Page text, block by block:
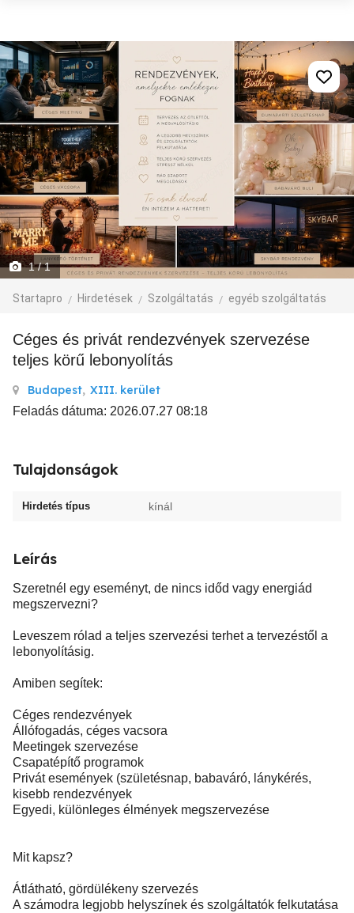
1/ 1
Startapro Hirdetések Szolgáltatás egyéb szolgáltatás
Céges és privát rendezvények szervezése
teljes körű lebonyolítás
Budapest, XIII. kerület
Feladás dátuma: 2026.07.27 08:18
Tulajdonságok
Hirdetés típus kínál
Leírás
Szeretnél egy eseményt, de nincs időd vagy energiád
megszervezni?
Leveszem rólad a teljes szervezési terhet a tervezéstől a
lebonyolításig.
Amiben segítek:
Céges rendezvények
Állófogadás, céges vacsora
Meetingek szervezése
Csapatépítő programok
Privát események (születésnap, babaváró, lánykérés,
kisebb rendezvények
Egyedi, különleges élmények megszervezése
Mit kapsz?
Átlátható, gördülékeny szervezés
A számodra legjobb helyszínek és szolgáltatók felkutatása